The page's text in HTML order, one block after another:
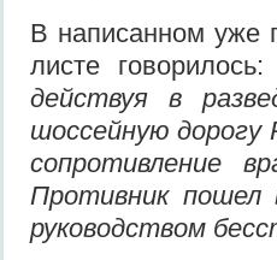
В написанном уже
листе говорилось:
действуя в
шоссейную дорогу
сопротивление
Противник
руководством